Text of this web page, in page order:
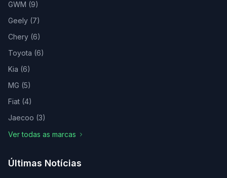
GWM (9)
Geely (7)
Chery (6)
Toyota (6)
Kia (6)
MG (5)
Fiat (4)
Jaecoo (3)
Ver todas as marcas
Últimas Notícias